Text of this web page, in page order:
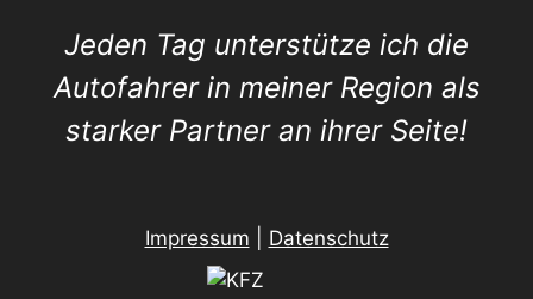
Jeden Tag unterstütze ich die
Autofahrer in meiner Region als
starker Partner an ihrer Seite!
Impressum Datenschutz